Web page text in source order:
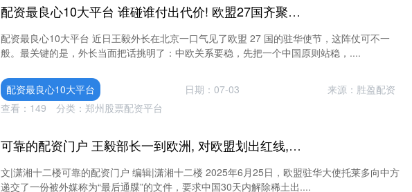
配资最良心10大平台 谁碰谁付出代价! 欧盟27国齐聚北京, 中国外长访欧前直接把话挑明
配资最良心10大平台 近日王毅外长在北京一口气见了欧盟 27 国的驻华使节，这阵仗可不一
般。最关键的是，外长当面把话挑明了：中欧关系要稳，先把一个中国原则站稳，....
配资最良心10大平台 日期：07-03
来源：胜盈配资
查看： 149 分类： 郑州股票配资平台
可靠的配资门户 王毅部长一到欧洲, 对欧盟划出红线, 欧盟没有资格对中方提条件
文|潇湘十二楼可靠的配资门户 编辑|潇湘十二楼 2025年6月25日，欧盟驻华大使托莱多向中方
递交了一份被外媒称为“最后通牒”的文件，要求中国30天内解除稀土出....